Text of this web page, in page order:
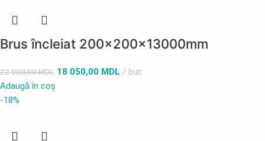
Brus încleiat 200x200x13000mm
22 000,00MDL 18 050,00 MDL
buc
Adaugă în coș
-18%